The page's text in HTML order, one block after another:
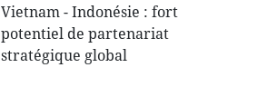
Vietnam - Indonésie : fort
potentiel de partenariat
stratégique global